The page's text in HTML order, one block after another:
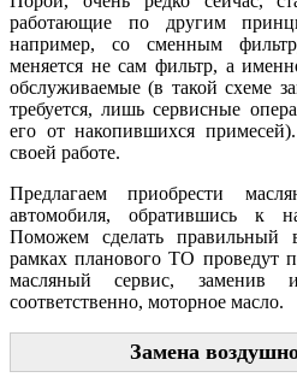
работающие по другим
например, со сменным
меняется не сам фильтр, а
обслуживаемые (в такой схеме
требуется, лишь сервисные
его от накопившихся
своей работе.
Предлагаем приобрести
автомобиля, обратившись к
Поможем сделать
рамках планового ТО проведут
масляный сервис,
соответственно, моторное масло.
Замена